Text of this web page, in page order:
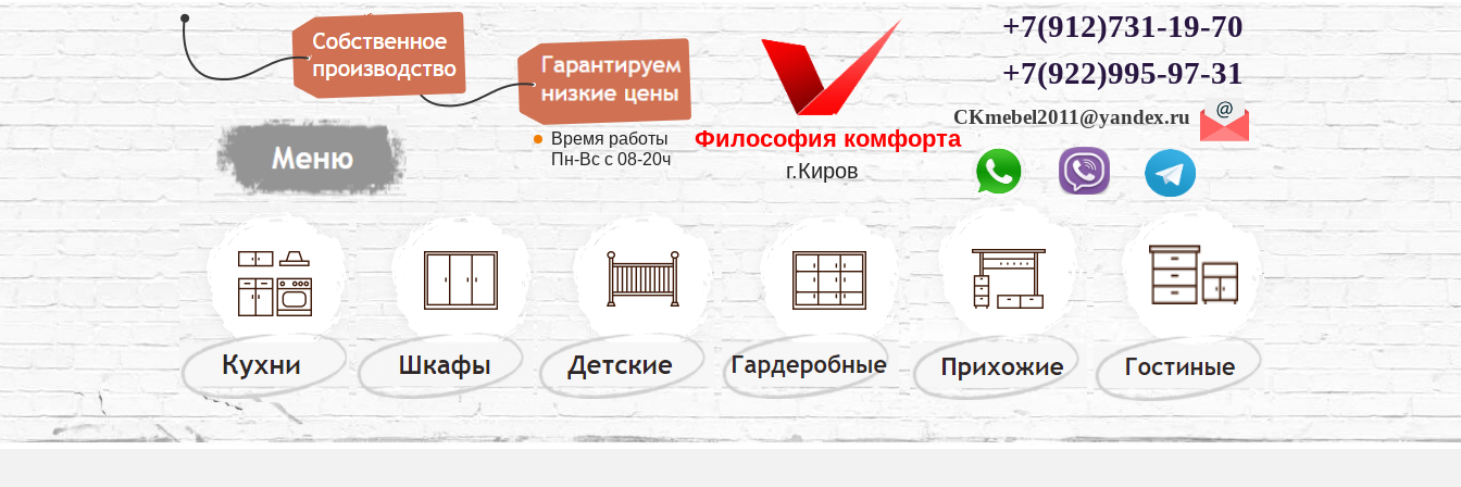
CKmebel2011@yandex.ru
+7(912)731-19-70
Время работы
Пн-Вс с 08-20ч
+7(922)995-97-31
Философия комфорта
г.Киров